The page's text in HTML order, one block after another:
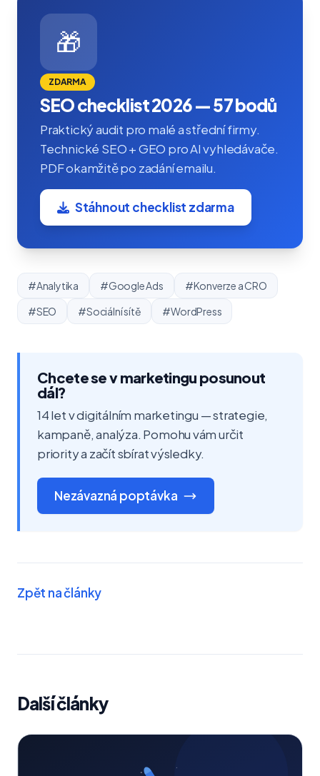
🎁
ZDARMA
SEO checklist 2026 — 57 bodů
Praktický audit pro malé a střední firmy.
Technické SEO + GEO pro AI vyhledávače.
PDF okamžitě po zadání emailu.
Stáhnout checklist zdarma
#Analytika #Google Ads
#Konverze a CRO
#SEO
#Sociální sítě #WordPress
Chcete se v marketingu posunout
dál?
14 let v digitálním marketingu — strategie,
kampaně, analýza. Pomohu vám určit
priority a začít sbírat výsledky.
Nezávazná poptávka
Zpět na články
Další články